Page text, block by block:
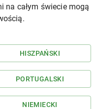
na całym świecie mogą
HISZPAŃSKI
PORTUGALSKI
NIEMIECKI